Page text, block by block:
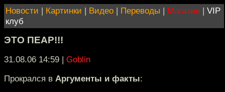
Новости | Картинки | Видео | Переводы | Магазин | VIP
клуб
ЭТО ПЕАР!!!
31.08.06 14:59 | Goblin
Прокрался в Аргументы и факты: